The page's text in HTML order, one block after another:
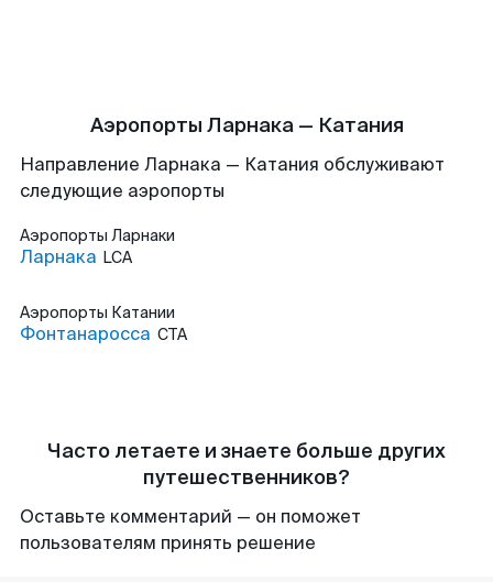
Аэропорты Ларнака — Катания
Направление Ларнака — Катания обслуживают
следующие аэропорты
Аэропорты Ларнаки
Ларнака LCA
Аэропорты Катании
Фонтанаросса CTA
Часто летаете и знаете больше других
путешественников?
Оставьте комментарий — он поможет
пользователям принять решение